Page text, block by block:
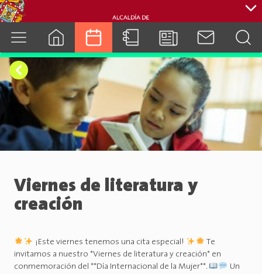
cuenca.gob.ec
Viernes de literatura y
creación
¡Este viernes tenemos una cita especial!
Te
invitamos a nuestro *Viernes de literatura y creación* en
conmemoración del **Día Internacional de la Mujer**.
Un